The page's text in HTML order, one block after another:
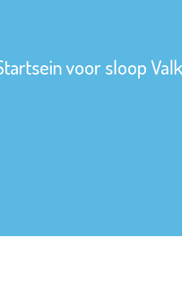
voor sloop